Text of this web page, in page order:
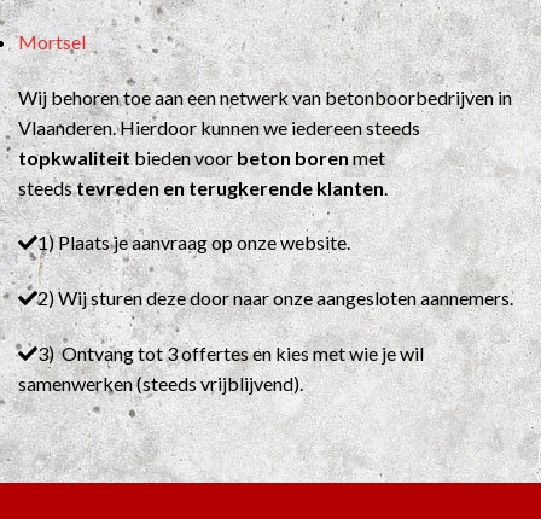
Mortsel
Wij behoren toe aan een netwerk van betonboorbedrijven in
Vlaanderen. Hierdoor kunnen we iedereen steeds
topkwaliteitbieden voorbeton borenmet
steedstevreden en terugkerende klanten
1) Plaats je aanvraag op onze website.
2) Wij sturen deze door naar onze aangesloten aannemers.
3) Ontvang tot 3 offertes en kies met wie je wil
samenwerken (steeds vrijblijvend).